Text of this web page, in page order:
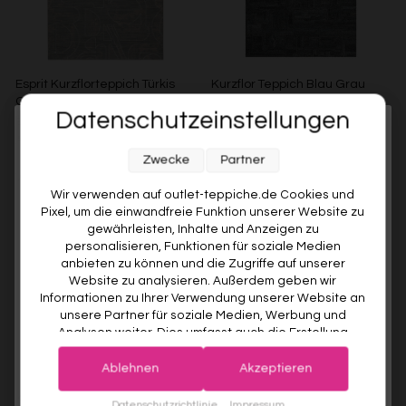
Esprit Kurzflorteppich Türkis
Grau "Beatle-B"
Beige/Bunt
Braun/Bunt
Kurzflor Teppich Blau Grau
WECONhome
€37,00 Ab €35,00
Kurzflor Teppich Blau
Kurzflorteppich Kobalt Blau
Datenschutzeinstellungen
Wir verwenden auf outlet-teppiche.de Cookies und
Pixel, um die einwandfreie Funktion unserer Website zu
gewährleisten, Inhalte und Anzeigen zu
personalisieren, Funktionen für soziale Medien
anbieten zu können und die Zugriffe auf unserer
Website zu analysieren. Außerdem geben wir
Informationen zu Ihrer Verwendung unserer Website an
unsere Partner für soziale Medien, Werbung und
Analysen weiter. Dies umfasst auch die Erstellung
pseudonymer Nutzungsprofile. Unsere Partner (Google
Advertising Products Facebook Shopify) führen diese
zusammen, die Sie ihnen bereitgestellt haben (bspw.
Zwecke Partner
Ablehnen Akzeptieren
Melde dich jetzt für unseren Newsletter an und sichere dir
10% RABATT AUF DEINE
ERSTE BESTELLUNG! 😍
VORNAME
erneuter Anmeldung wird kein weiterer Code vergeben.